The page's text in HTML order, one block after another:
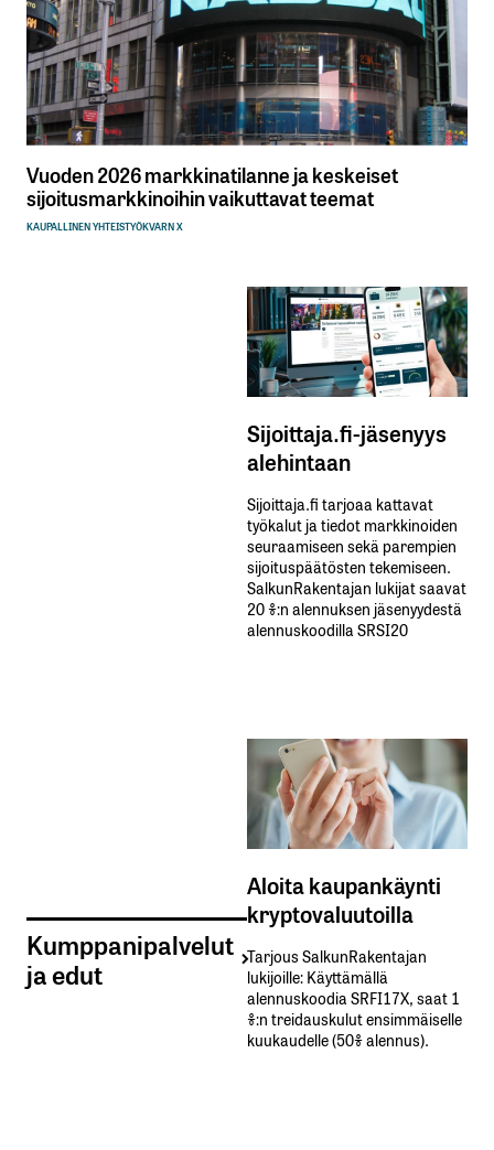
Vuoden 2026 markkinatilanne ja keskeiset
sijoitusmarkkinoihin vaikuttavat teemat
KAUPALLINEN YHTEISTYÖKVARN X
Kumppanipalvelut
ja edut
Sijoittaja.fi-jäsenyys
alehintaan
Sijoittaja.fi tarjoaa kattavat
työkalut ja tiedot markkinoiden
seuraamiseen sekä parempien
sijoituspäätösten tekemiseen.
SalkunRakentajan lukijat saavat
20 %:n alennuksen jäsenyydestä
alennuskoodilla SRSI20
Aloita kaupankäynti
kryptovaluutoilla
Tarjous SalkunRakentajan
lukijoille: Käyttämällä​ ​
alennuskoodia​ ​SRFI17X,​ ​saat​ ​1
%:n treidauskulut​ ​ensimmäiselle​ ​
kuukaudelle​ ​(50%​ ​alennus).